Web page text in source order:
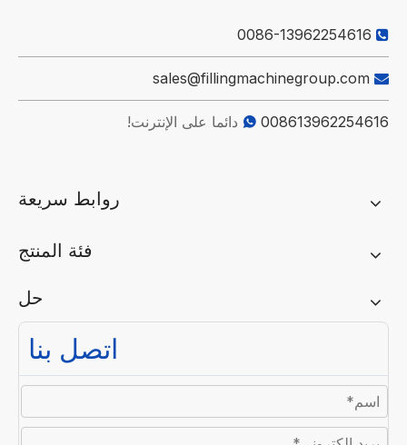

0086-13962254616

sales@fillingmachinegroup.com
 008613962254616 دائما على الإنترنت!
روابط سريعة
فئة المنتج
حل
اتصل بنا